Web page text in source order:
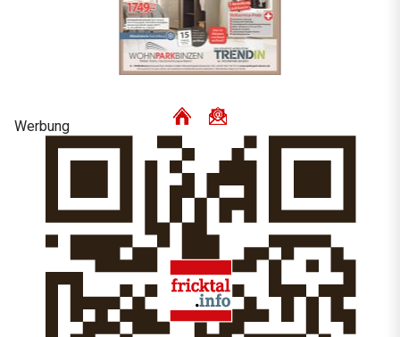
Werbung